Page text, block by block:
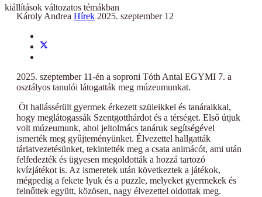
kiállítások változatos témákban
Károly Andrea Hírek 2025. szeptember 12
2025. szeptember 11-én a soproni Tóth Antal EGYMI 7. a
osztályos tanulói látogatták meg múzeumunkat.
Öt hallássérült gyermek érkezett szüleikkel és tanáraikkal,
hogy meglátogassák Szentgotthárdot és a térséget. Első útjuk
volt múzeumunk, ahol jeltolmács tanáruk segítségével
ismerték meg gyűjteményünket. Élvezettel hallgatták
tárlatvezetésünket, tekintették meg a csata animácót, ami után
felfedezték és ügyesen megoldották a hozzá tartozó
kvízjátékot is. Az ismeretek után következtek a játékok,
mégpedig a fekete lyuk és a puzzle, melyeket gyermekek és
felnőttek együtt, közösen, nagy élvezettel oldottak meg.